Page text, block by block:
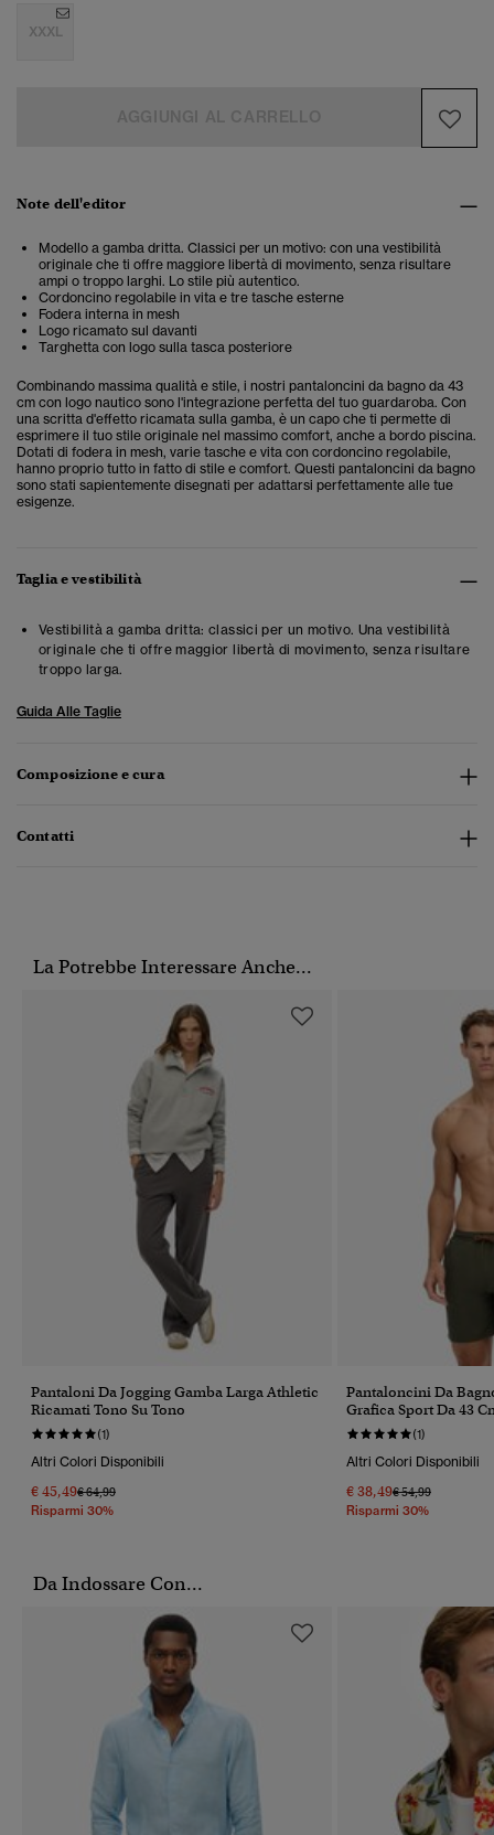
XXXL
Note dell'editor
Modello a gamba dritta. Classici per un motivo: con una vestibilità
originale che ti offre maggiore libertà di movimento, senza risultare
ampi o troppo larghi. Lo stile più autentico.
Cordoncino regolabile in vita e tre tasche esterne
Fodera interna in mesh
Logo ricamato sul davanti
Targhetta con logo sulla tasca posteriore
Combinando massima qualità e stile, i nostri pantaloncini da bagno da 43
cm con logo nautico sono l'integrazione perfetta del tuo guardaroba. Con
una scritta d'effetto ricamata sulla gamba, è un capo che ti permette di
esprimere il tuo stile originale nel massimo comfort, anche a bordo piscina.
Dotati di fodera in mesh, varie tasche e vita con cordoncino regolabile,
hanno proprio tutto in fatto di stile e comfort. Questi pantaloncini da bagno
sono stati sapientemente disegnati per adattarsi perfettamente alle tue
esigenze.
Taglia e vestibilità
Vestibilità a gamba dritta: classici per un motivo. Una vestibilità
originale che ti offre maggior libertà di movimento, senza risultare
troppo larga.
Guida Alle Taglie
Composizione e cura
Contatti
La Potrebbe Interessare Anche...
Pantaloni Da Jogging Gamba Larga Athletic
Ricamati Tono Su Tono
(1)
Altri Colori Disponibili
€ 45,49Prezzo Ridotto Da
€ 64,99A
Risparmi 30%
Pantaloncini Da
Grafica Sport Da 43
(1)
Altri Colori Disponibili
€ 38,49Prezzo Ridotto Da
€ 54,99A
Risparmi 30%
Da Indossare Con...